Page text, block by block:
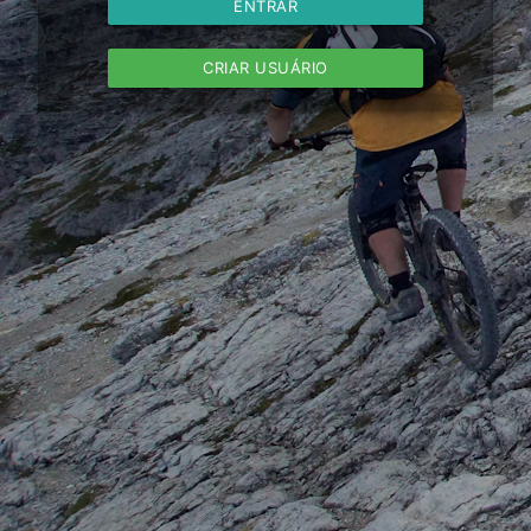
ENTRAR
CRIAR USUÁRIO